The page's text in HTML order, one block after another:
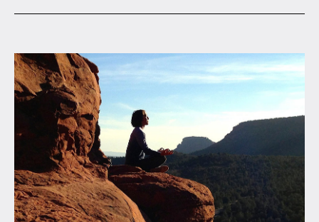
ログイン
会員規約について
クラス参加にあたっての同意書
特定商取引にかかわる表示
プライバシーポリシー